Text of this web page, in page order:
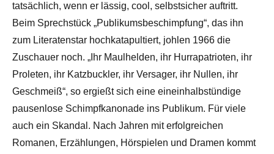
tatsächlich, wenn er lässig, cool, selbstsicher auftritt.
Beim Sprechstück „Publikumsbeschimpfung“, das ihn
zum Literatenstar hochkatapultiert, johlen 1966 die
Zuschauer noch. „Ihr Maulhelden, ihr Hurrapatrioten, ihr
Proleten, ihr Katzbuckler, ihr Versager, ihr Nullen, ihr
Geschmeiß“, so ergießt sich eine eineinhalbstündige
pausenlose Schimpfkanonade ins Publikum. Für viele
auch ein Skandal. Nach Jahren mit erfolgreichen
Romanen, Erzählungen, Hörspielen und Dramen kommt